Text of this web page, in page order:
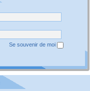
Se souvenir de moi